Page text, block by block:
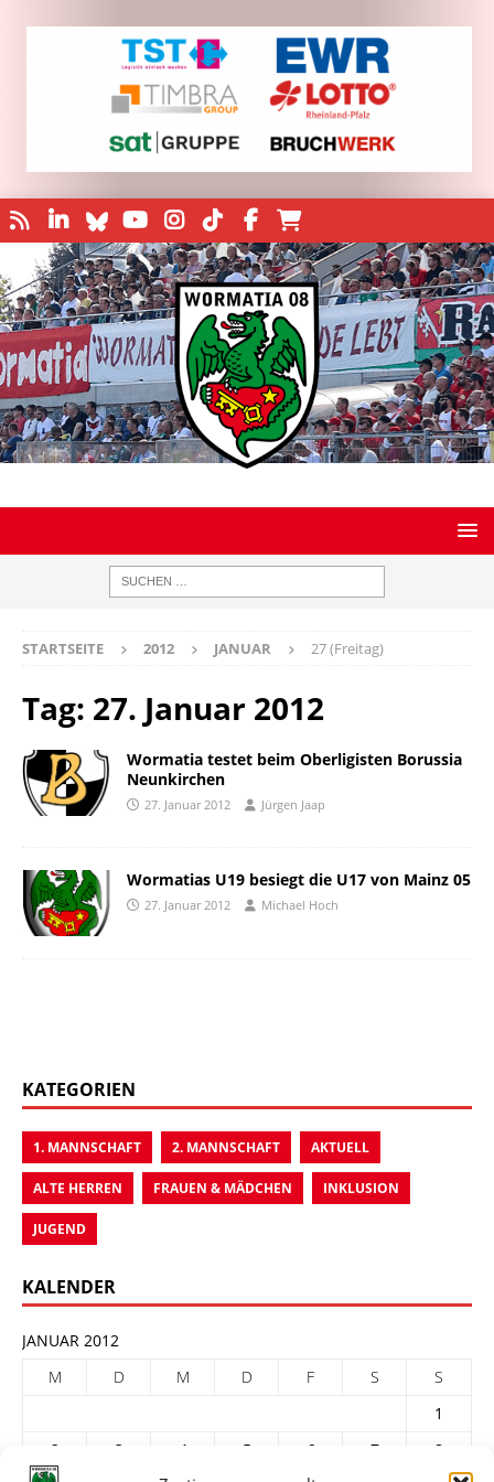
STARTSEITE 2012 JANUAR 27 (Freitag)
Tag: 27. Januar 2012
Wormatia testet beim Oberligisten Borussia
Neunkirchen
27. Januar 2012 Jürgen Jaap
Wormatias U19 besiegt die U17 von Mainz 05
27. Januar 2012 Michael Hoch
KATEGORIEN
1. MANNSCHAFT 2. MANNSCHAFT AKTUELL
ALTE HERREN FRAUEN & MÄDCHEN INKLUSION
JUGEND
KALENDER
JANUAR 2012
M
D M D F S
S
1
2
3 4 5 6 7
8